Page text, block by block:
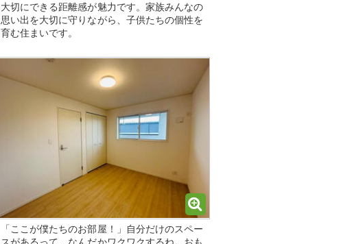
大切にできる距離感が魅力です。家族みんなの
思い出を大切に守りながら、子供たちの個性を
育む住まいです。
「ここが僕たちのお部屋！」自分だけのスペー